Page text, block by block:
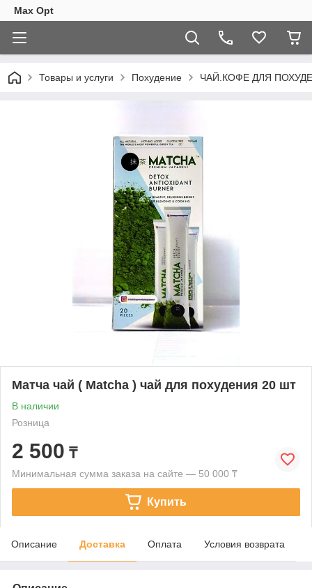
Max Opt
Товары и услуги Похудение ЧАЙ.КОФЕ ДЛЯ
Матча чай ( Matcha ) чай для похудения 20 шт
В наличии
Розница
2 500 ₸
Минимальная сумма заказа на сайте — 50 000 ₸
Купить
Описание Доставка Оплата Условия возврата